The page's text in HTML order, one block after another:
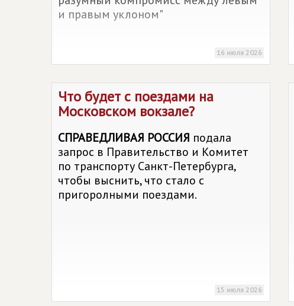
и правым уклоном"
16 июля 2026
Что будет с поездами на
Московском вокзале?
СПРАВЕДЛИВАЯ РОССИЯ подала
запрос в Правительство и Комитет
по транспорту Санкт-Петербурга,
чтобы выснить, что стало с
пригоролными поездами.
15 июля 2026